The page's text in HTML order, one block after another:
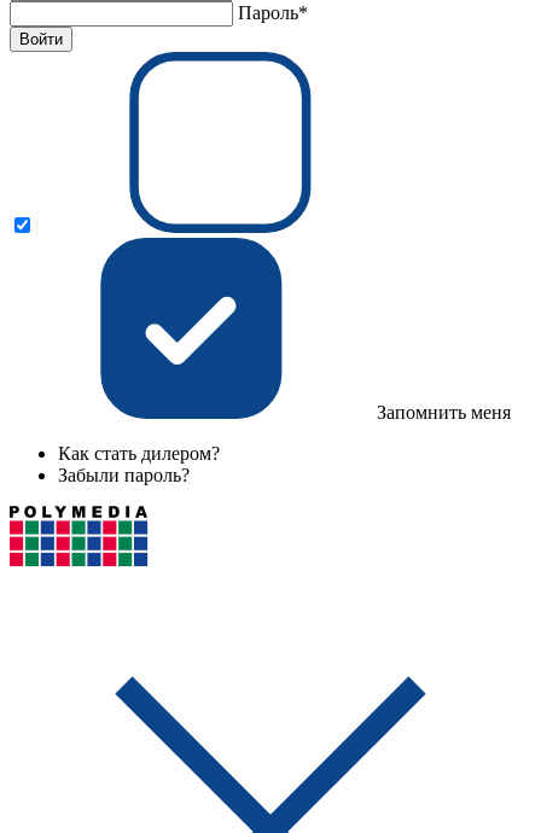
Пароль*
Войти
Запомнить меня
Как стать дилером?
Забыли пароль?